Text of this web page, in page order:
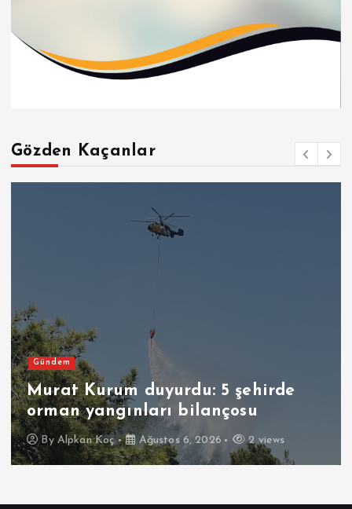
Gözden Kaçanlar
Gündem
Murat Kurum duyurdu: 5 şehirde
orman yangınları bilançosu
By Alpkan Koç Ağustos 6, 2026 2 views